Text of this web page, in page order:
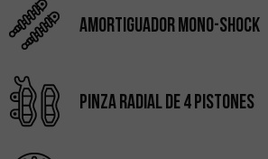
Amortiguador Mono-Shock
Pinza radial de 4 pistones